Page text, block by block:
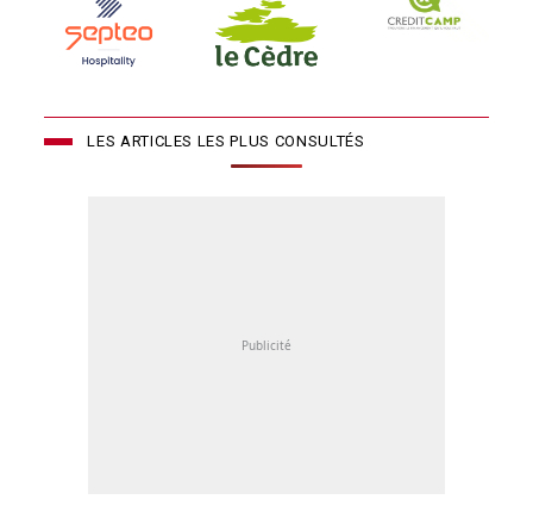
LES ARTICLES LES PLUS CONSULTÉS